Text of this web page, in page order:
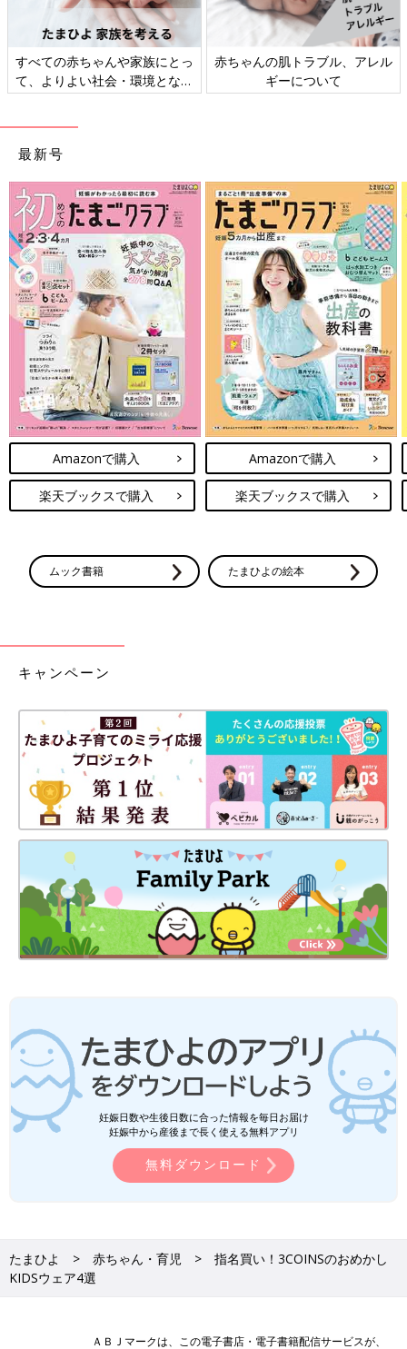
すべての赤ちゃんや家族にとっ
て、よりよい社会・環境となる
ことをめざしてさまざまな課題
赤ちゃんの肌トラブル、アレル
ギーについて
最新号
Amazonで購入
楽天ブックスで購入
Amazonで購入
楽天ブックスで購入
ムック書籍 たまひよの絵本
キャンペーン
妊娠日数や生後日数に合った情報を毎日お届け
妊娠中から産後まで長く使える無料アプリ
無料ダウンロード
たまひよ 赤ちゃん・育児
指名買い！3COINSのおめかし
KIDSウェア4選
ＡＢＪマークは、この電子書店・電子書籍配信サービスが、